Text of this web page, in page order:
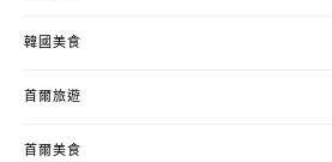
韓國美食
首爾旅遊
首爾美食